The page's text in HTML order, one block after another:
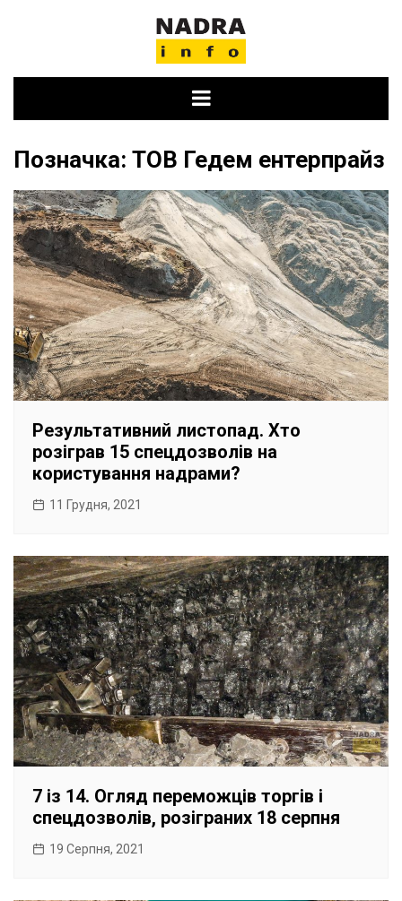
Позначка: ТОВ Гедем ентерпрайз
Результативний листопад. Хто
розіграв 15 спецдозволів на
користування надрами?
11 Грудня, 2021
7 із 14. Огляд переможців торгів і
спецдозволів, розіграних 18 серпня
19 Серпня, 2021